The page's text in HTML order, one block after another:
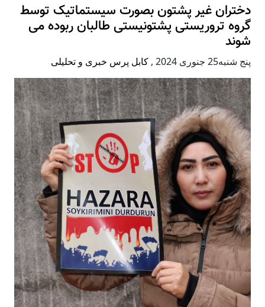
دختران غیر پشتون بصورت سیستماتیک توسط
گروه تروریستی پشتونیستی طالبان ربوده می
شوند
پنج شنبه25 جنوری 2024 , کابل پرس خبری و تحلیلی